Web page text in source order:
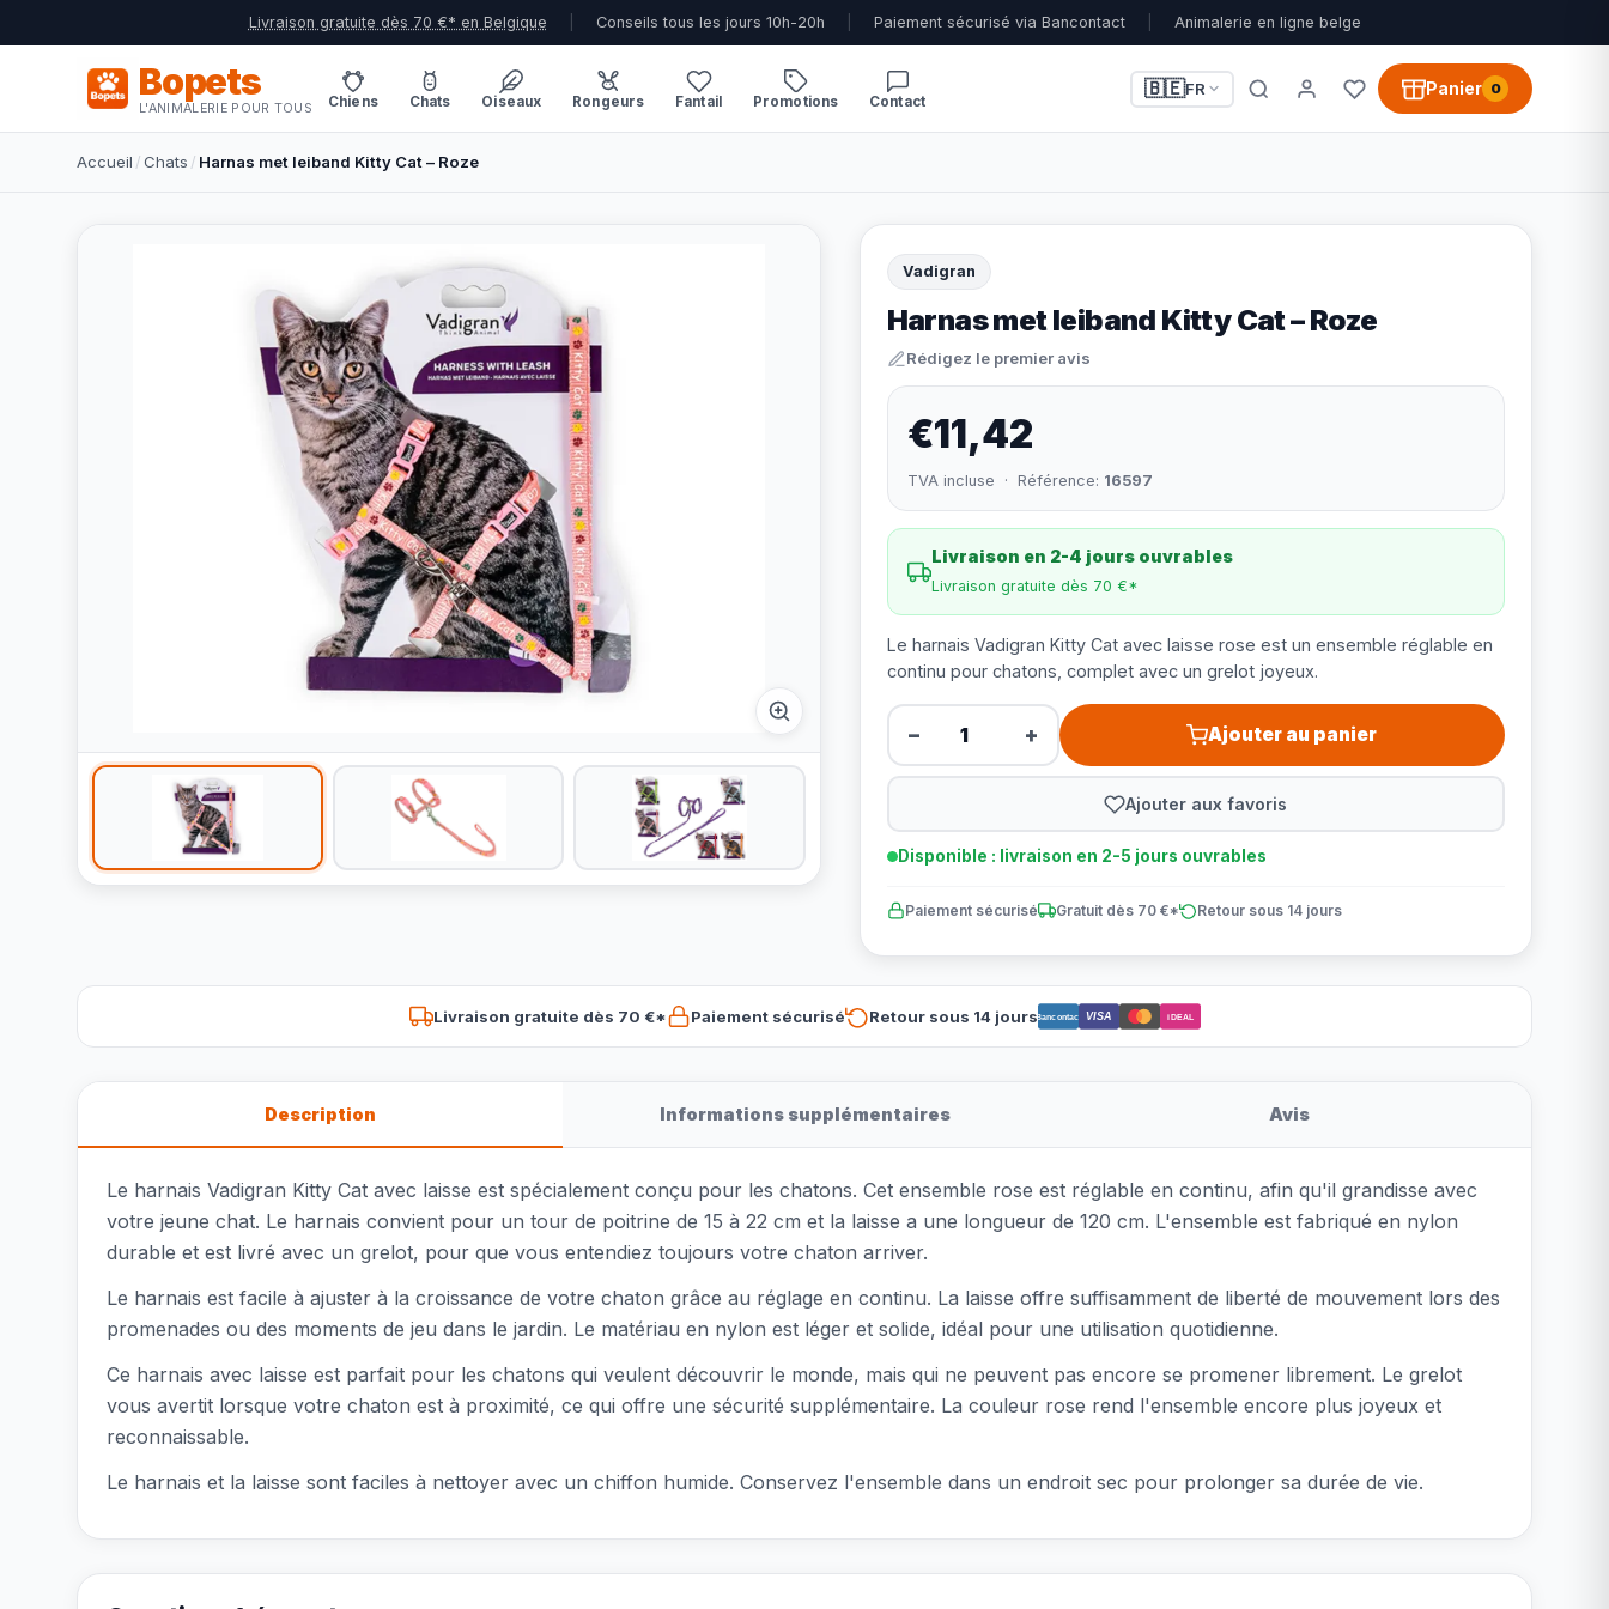
Livraison gratuite dès 70 €* en Belgique Conseils tous les jours 10h-20h Paiement sécurisé via Bancontact Animalerie en ligne belge
Bopets
L'ANIMALERIE POUR TOUS Chiens Chats Oiseaux Rongeurs Fantail Promotions Contact
🇧🇪FR Panier 0
Accueil /Chats / Harnas met leiband Kitty Cat – Roze
Vadigran
Harnas met leiband Kitty Cat – Roze
Rédigez le premier avis
€11,42
TVA incluse · Référence: 16597
Livraison en 2-4 jours ouvrables
Livraison gratuite dès 70 €*
Le harnais Vadigran Kitty Cat avec laisse rose est un ensemble réglable en
continu pour chatons, complet avec un grelot joyeux.
− + Ajouter au panier
Ajouter aux favoris
Disponible : livraison en 2-5 jours ouvrables
Paiement sécurisé Gratuit dès 70 €* Retour sous 14 jours
Livraison gratuite dès 70 €* Paiement sécurisé Retour sous 14 joursBancontact VISA iDEAL
Description Informations supplémentaires Avis
Le harnais Vadigran Kitty Cat avec laisse est spécialement conçu pour les chatons. Cet ensemble rose est réglable en continu, afin qu'il grandisse avec
votre jeune chat. Le harnais convient pour un tour de poitrine de 15 à 22 cm et la laisse a une longueur de 120 cm. L'ensemble est fabriqué en nylon
durable et est livré avec un grelot, pour que vous entendiez toujours votre chaton arriver.
Le harnais est facile à ajuster à la croissance de votre chaton grâce au réglage en continu. La laisse offre suffisamment de liberté de mouvement lors des
promenades ou des moments de jeu dans le jardin. Le matériau en nylon est léger et solide, idéal pour une utilisation quotidienne.
Ce harnais avec laisse est parfait pour les chatons qui veulent découvrir le monde, mais qui ne peuvent pas encore se promener librement. Le grelot
vous avertit lorsque votre chaton est à proximité, ce qui offre une sécurité supplémentaire. La couleur rose rend l'ensemble encore plus joyeux et
reconnaissable.
Le harnais et la laisse sont faciles à nettoyer avec un chiffon humide. Conservez l'ensemble dans un endroit sec pour prolonger sa durée de vie.